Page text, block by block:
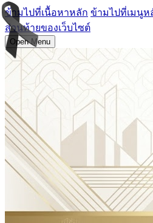
ข้ามไปที่เนื้อหาหลัก ข้ามไปที่เมนูห
ส่วนท้ายของเว็บไซต์
Open Menu